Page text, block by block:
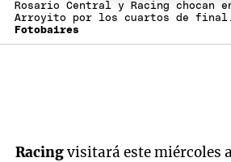
Rosario Central y Racing chocan
Arroyito por los cuartos de final.
Fotobaires
Racingvisitará este miércoles